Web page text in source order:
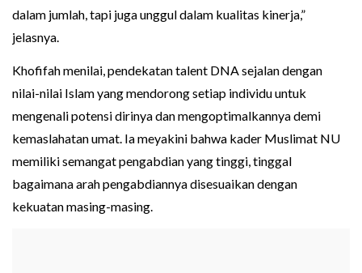
dalam jumlah, tapi juga unggul dalam kualitas kinerja,”
jelasnya.
Khofifah menilai, pendekatan talent DNA sejalan dengan
nilai-nilai Islam yang mendorong setiap individu untuk
mengenali potensi dirinya dan mengoptimalkannya demi
kemaslahatan umat. Ia meyakini bahwa kader Muslimat NU
memiliki semangat pengabdian yang tinggi, tinggal
bagaimana arah pengabdiannya disesuaikan dengan
kekuatan masing-masing.